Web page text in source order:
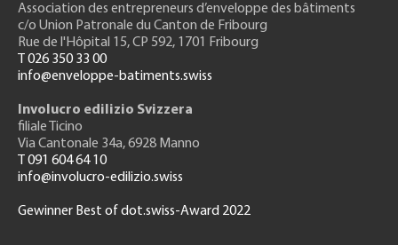
Association des entrepreneurs d’enveloppe des bâtiments
c/o Union Patronale du Canton de Fribourg
Rue de l'Hôpital 15, CP 592, 1701 Fribourg
T 026 350 33 00
info@enveloppe-batiments.swiss
Involucro edilizio Svizzera
filiale Ticino
Via Cantonale 34a, 6928 Manno
T 091 604 64 10
info@involucro-edilizio.swiss
Gewinner Best of dot.swiss-Award 2022